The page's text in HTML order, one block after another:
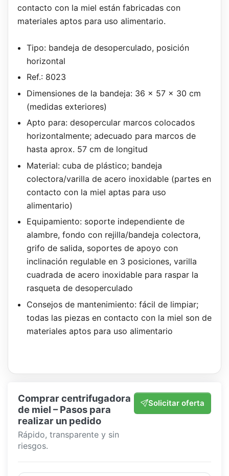
contacto con la miel están fabricadas con
materiales aptos para uso alimentario.
Tipo: bandeja de desoperculado, posición
horizontal
Ref.: 8023
Dimensiones de la bandeja: 36 x 57 x 30 cm
(medidas exteriores)
Apto para: desopercular marcos colocados
horizontalmente; adecuado para marcos de
hasta aprox. 57 cm de longitud
Material: cuba de plástico; bandeja
colectora/varilla de acero inoxidable (partes en
contacto con la miel aptas para uso
alimentario)
Equipamiento: soporte independiente de
alambre, fondo con rejilla/bandeja colectora,
grifo de salida, soportes de apoyo con
inclinación regulable en 3 posiciones, varilla
cuadrada de acero inoxidable para raspar la
rasqueta de desoperculado
Consejos de mantenimiento: fácil de limpiar;
todas las piezas en contacto con la miel son de
materiales aptos para uso alimentario
Comprar centrifugadora
de miel – Pasos para
realizar un pedido
Rápido, transparente y sin
riesgos.
Solicitar oferta